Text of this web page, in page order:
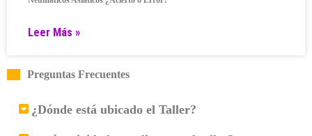
Leer Más »
Preguntas Frecuentes
¿Dónde está ubicado el Taller?